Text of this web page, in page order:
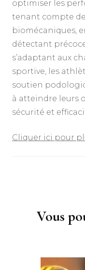
optimiser les
tenant compte
biomécaniques,
détectant
s’adaptant aux
sportive, les
soutien
à atteindre leurs
sécurité et
Cliquer ici pour
Vous